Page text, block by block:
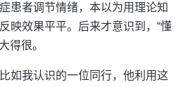
患者调节情绪，本以为用理论知
映效果平平。后来才意识到，“懂
得很。
如我认识的一位同行，他利用这